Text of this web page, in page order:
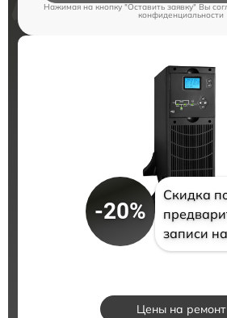
Нажимая на кнопку "Оставить заявку" Вы
конфиденциальности
-20%
Скидка
записи
Цены на ремонт